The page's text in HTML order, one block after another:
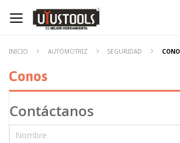
INICIO AUTOMOTRIZ SEGURIDAD
Conos
Contáctanos